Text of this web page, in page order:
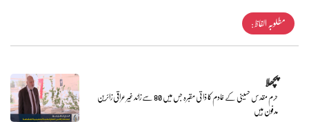
مطلوبہ الفاظ :
پچھلا
حرم مقدس حسینی کے خادم کا ذاتی مقبرہ جس میں 80 سے زائد غیر عراقی زائرین
مدفون ہیں